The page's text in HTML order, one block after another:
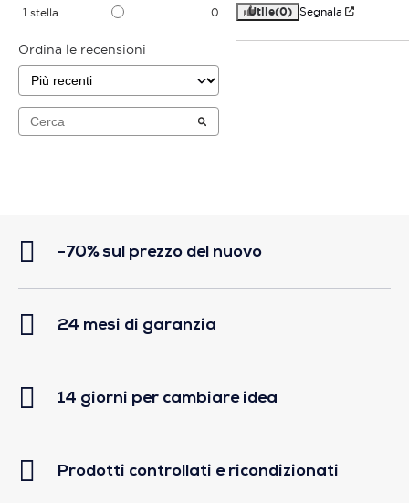
1 stella 0
Ordina le recensioni
Utile(0) Segnala
-70% sul prezzo del nuovo
24 mesi di garanzia
14 giorni per cambiare idea
Prodotti controllati e ricondizionati